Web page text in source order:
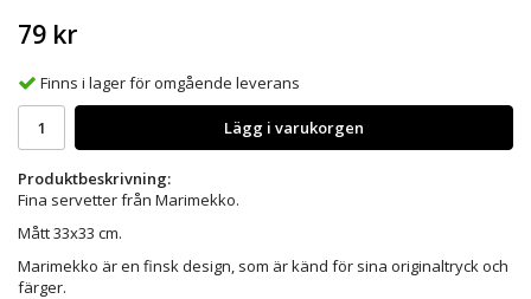
79 kr
Finns i lager för omgående leverans
Lägg i varukorgen
Produktbeskrivning:
Fina servetter från Marimekko.
Mått 33x33 cm.
Marimekko är en finsk design, som är känd för sina originaltryck och
färger.